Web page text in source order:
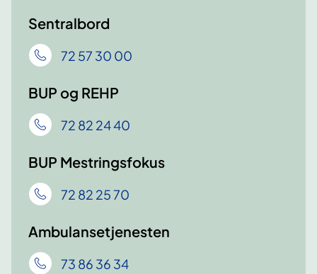
Sentralbord
72 57 30 00
BUP og REHP
72 82 24 40
BUP Mestringsfokus
72 82 25 70
Ambulansetjenesten
73 86 36 34